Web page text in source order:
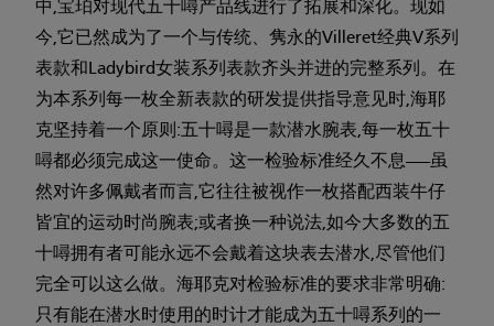
中,宝珀对现代五十噚产品线进行了拓展和深化。现如
今,它已然成为了一个与传统、隽永的Villeret经典V系列
表款和Ladybird女装系列表款齐头并进的完整系列。在
为本系列每一枚全新表款的研发提供指导意见时,海耶
克坚持着一个原则:五十噚是一款潜水腕表,每一枚五十
噚都必须完成这一使命。这一检验标准经久不息——虽
然对许多佩戴者而言,它往往被视作一枚搭配西装牛仔
皆宜的运动时尚腕表;或者换一种说法,如今大多数的五
十噚拥有者可能永远不会戴着这块表去潜水,尽管他们
完全可以这么做。海耶克对检验标准的要求非常明确:
只有能在潜水时使用的时计才能成为五十噚系列的一